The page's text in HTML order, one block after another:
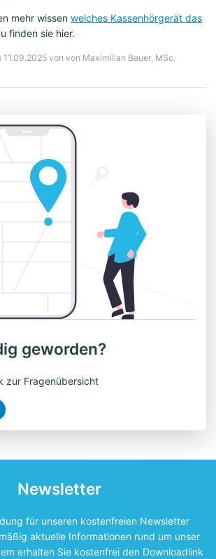
mehr wissen welches Kassenhörgerät das
finden sie hier.
von von Maximilian Bauer, MSc.
geworden?
zur Fragenübersicht
Newsletter
für unseren kostenfreien Newsletter
aktuelle Informationen rund um unser
erhalten Sie kostenfrei den Downloadlink